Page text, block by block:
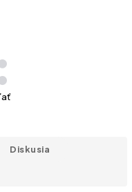
Diskusia